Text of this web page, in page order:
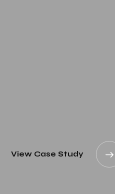
View Case Study